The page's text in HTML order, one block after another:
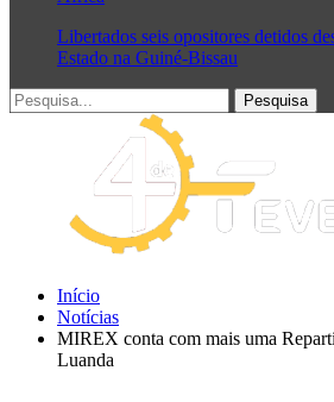
Libertados seis opositores detidos
Estado na Guiné-Bissau
Início
Notícias
MIREX conta com mais uma
Luanda